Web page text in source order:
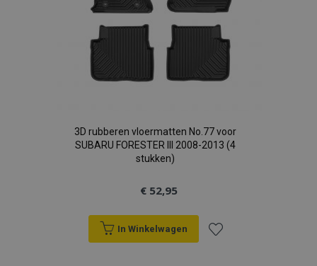
3D rubberen vloermatten No.77 voor
SUBARU FORESTER III 2008-2013 (4
stukken)
€ 52,95
In Winkelwagen